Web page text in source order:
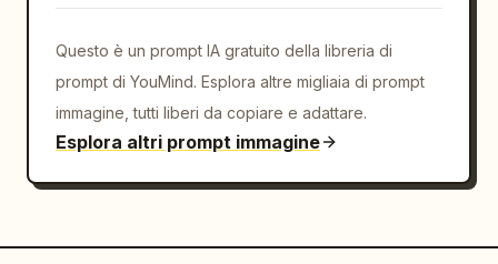
Questo è un prompt IA gratuito della libreria di
prompt di YouMind. Esplora altre migliaia di prompt
immagine, tutti liberi da copiare e adattare.
Esplora altri prompt immagine